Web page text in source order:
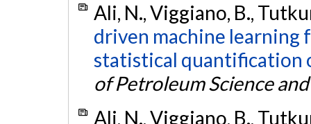
Ali, N., Viggiano, B.,
driven machine learning
statistical quantification
of Petroleum Science
Ali, N., Viggiano, B.,